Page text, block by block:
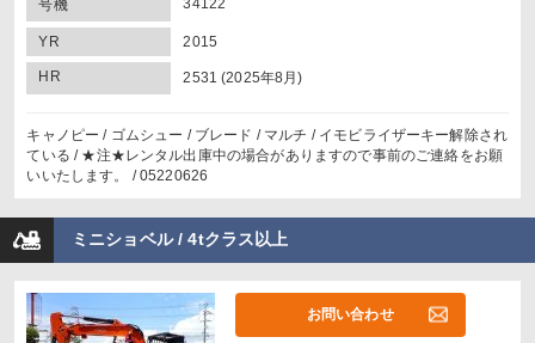
号機 34122
YR 2015
HR 2531 (2025年8月)
キャノピー / ゴムシュー / ブレード / マルチ / イモビライザーキー解除され
ている / ★注★レンタル出庫中の場合がありますので事前のご連絡をお願
いいたします。 / 05220626
ミニショベル / 4tクラス以上
お問い合わせ